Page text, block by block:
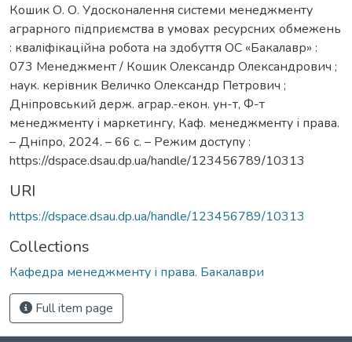
Кошик О. О. Удосконалення системи менеджменту
аграрного підприємства в умовах ресурсних обмежень
: кваліфікаційна робота на здобуття ОС «Бакалавр» :
073 Менеджмент / Кошик Олександр Олександрович ;
наук. керівник Величко Олександр Петрович ;
Дніпровський держ. аграр.-екон. ун-т, Ф-т
менеджменту і маркетингу, Каф. менеджменту і права.
– Дніпро, 2024. – 66 с. – Режим доступу :
https://dspace.dsau.dp.ua/handle/123456789/10313
URI
https://dspace.dsau.dp.ua/handle/123456789/10313
Collections
Кафедра менеджменту і права. Бакалаври
Full item page